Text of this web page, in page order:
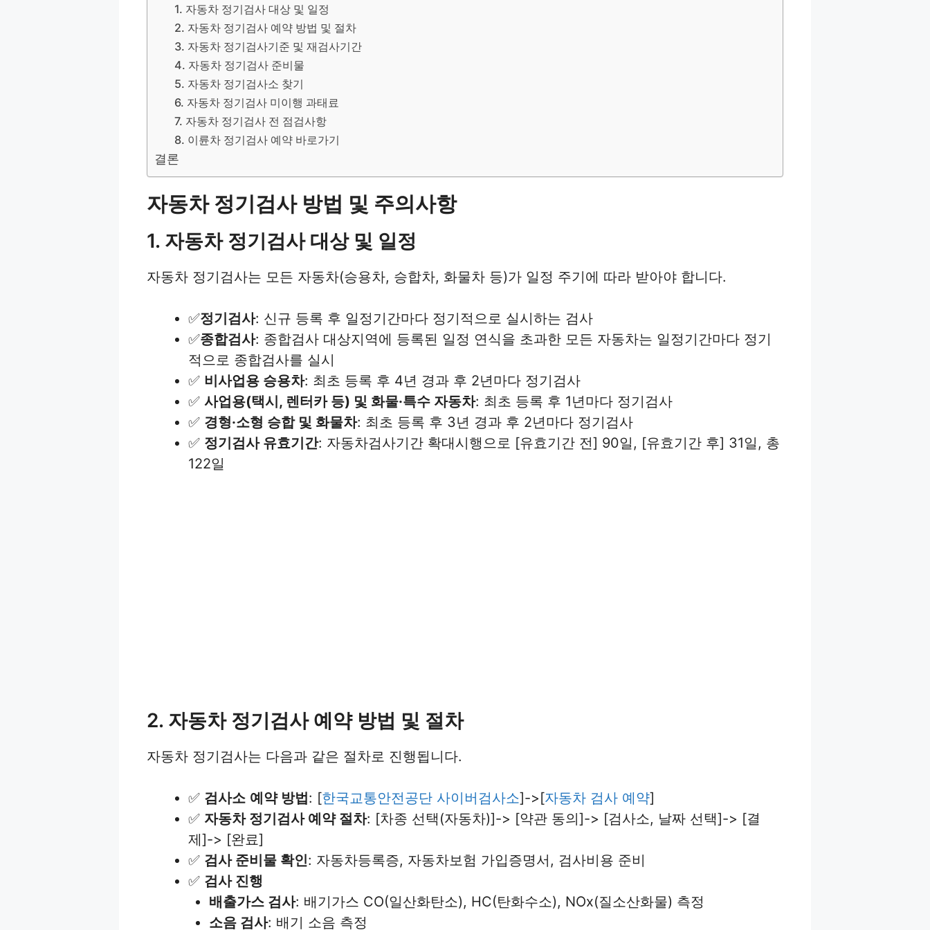
1. 자동차 정기검사 대상 및 일정
2. 자동차 정기검사 예약 방법 및 절차
3. 자동차 정기검사기준 및 재검사기간
4. 자동차 정기검사 준비물
5. 자동차 정기검사소 찾기
6. 자동차 정기검사 미이행 과태료
7. 자동차 정기검사 전 점검사항
8. 이륜차 정기검사 예약 바로가기
결론
자동차 정기검사 방법 및 주의사항
1. 자동차 정기검사 대상 및 일정
자동차 정기검사는 모든 자동차(승용차, 승합차, 화물차 등)가 일정 주기에 따라 받아야 합니다.
✅정기검사: 신규 등록 후 일정기간마다 정기적으로 실시하는 검사
✅종합검사: 종합검사 대상지역에 등록된 일정 연식을 초과한 모든 자동차는 일정기간마다 정기
적으로 종합검사를 실시
✅ 비사업용 승용차: 최초 등록 후 4년 경과 후 2년마다 정기검사
✅ 사업용(택시, 렌터카 등) 및 화물·특수 자동차: 최초 등록 후 1년마다 정기검사
✅ 경형·소형 승합 및 화물차: 최초 등록 후 3년 경과 후 2년마다 정기검사
✅ 정기검사 유효기간: 자동차검사기간 확대시행으로 [유효기간 전] 90일, [유효기간 후] 31일, 총
122일
2. 자동차 정기검사 예약 방법 및 절차
자동차 정기검사는 다음과 같은 절차로 진행됩니다.
✅ 검사소 예약 방법: [한국교통안전공단 사이버검사소]->[자동차 검사 예약]
✅ 자동차 정기검사 예약 절차: [차종 선택(자동차)]-> [약관 동의]-> [검사소, 날짜 선택]-> [결
제]-> [완료]
✅ 검사 준비물 확인: 자동차등록증, 자동차보험 가입증명서, 검사비용 준비
✅ 검사 진행
배출가스 검사: 배기가스 CO(일산화탄소), HC(탄화수소), NOx(질소산화물) 측정
소음 검사: 배기 소음 측정